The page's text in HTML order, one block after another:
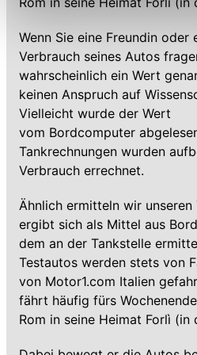
Einschränkung womöglich nicht
Funktionalitäten der Website zur
können die Einstellungen
Datenschutzerklärung
Wenn Sie eine Freundin oder
Verbrauch seines Autos
wahrscheinlich ein Wert
keinen Anspruch auf
Vielleicht wurde der Wert
vom Bordcomputer
Tankrechnungen wurden
Verbrauch errechnet.
Ähnlich ermitteln wir unseren
ergibt sich als Mittel aus
dem an der Tankstelle
Testautos werden stets von
von Motor1.com Italien
fährt häufig fürs
Rom in seine Heimat Forlì (in